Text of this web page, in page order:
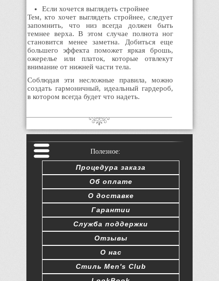
Если хочется выглядеть стройнее
Тем, кто хочет выглядеть стройнее, следует
запомнить, что низ всегда должен быть
темнее верха. В этом случае полнота ног
становится менее заметна. Добиться еще
большего эффекта поможет яркая брошь,
ожерелье или платок, которые отвлекут
внимание от нижней части тела.
Соблюдая эти несложные правила, можно
создать гармоничный, идеальный гардероб,
в котором всегда будет что надеть.
Полезное:
Процедура заказа
Об оплате
О доставке
Гарантии
Служба поддержки
Отзывы
О нас
Стиль Men's Club